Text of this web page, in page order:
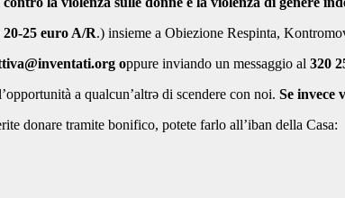
20-25 euro A/R.) insieme a Obiezione Respinta,
oppure inviando un messaggio al 320
a qualcun’altrə di scendere con noi. Se invece
donare tramite bonifico, potete farlo all’iban della Casa: